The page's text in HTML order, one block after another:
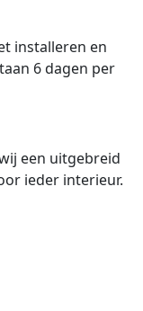
installeren en
6 dagen per
een uitgebreid
ieder interieur.